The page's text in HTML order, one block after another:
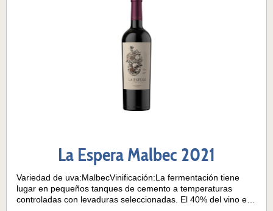
La Espera Malbec 2021
Variedad de uva:MalbecVinificación:La fermentación tiene
lugar en pequeños tanques de cemento a temperaturas
controladas con levaduras seleccionadas. El 40% del vino es